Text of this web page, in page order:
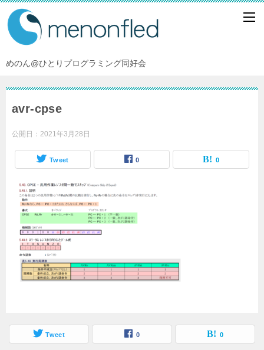
めのん@ひとりプログラミング同好会
avr-cpse
公開日： 2021年3月28日
Tweet 0 0
Tweet 0 0